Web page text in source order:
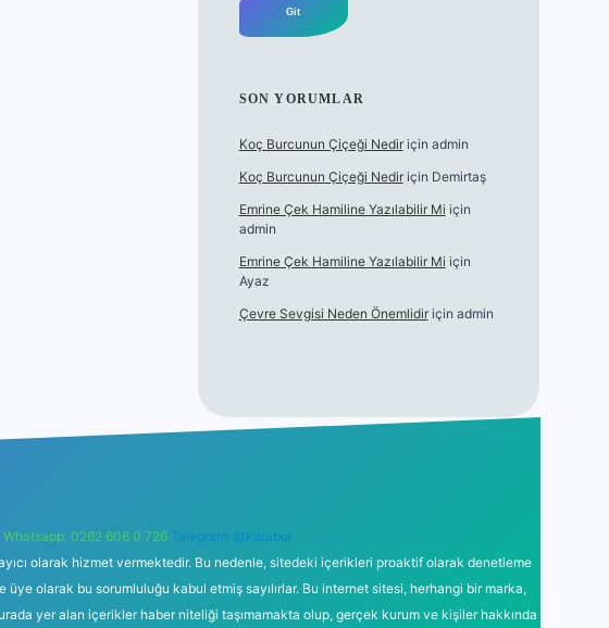
SON YORUMLAR
Koç Burcunun Çiçeği Nediriçin admin
Koç Burcunun Çiçeği Nediriçin Demirtaş
Emrine Çek Hamiline Yazılabilir Mi için
admin
Emrine Çek Hamiline Yazılabilir Mi için
Ayaz
Çevre Sevgisi Neden Önemlidiriçin admin
Whatsapp: 0262 606 0 726 Telegram: @karabul
olarak hizmet vermektedir. Bu nedenle, sitedeki içerikleri proaktif olarak denetleme
olarak bu sorumluluğu kabul etmiş sayılırlar. Bu internet sitesi, herhangi bir marka,
yer alan içerikler haber niteliği taşımamakta olup, gerçek kurum ve kişiler hakkında